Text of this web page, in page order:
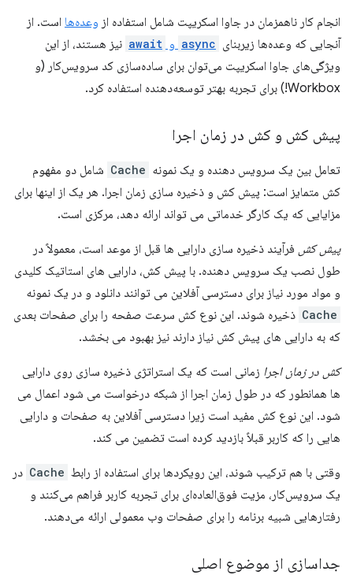
انجام کار ناهمزمان در جاوا اسکریپت شامل استفاده از وعده‌ها است. از
آنجایی که وعده‌ها زیربنای async و await نیز هستند، از این
ویژگی‌های جاوا اسکریپت می‌توان برای ساده‌سازی کد سرویس‌کار (و
Workbox!) برای تجربه بهتر توسعه‌دهنده استفاده کرد.
پیش کش و کش در زمان اجرا
تعامل بین یک سرویس دهنده و یک نمونه Cache شامل دو مفهوم
کش متمایز است: پیش کش و ذخیره سازی زمان اجرا. هر یک از اینها برای
مزایایی که یک کارگر خدماتی می تواند ارائه دهد، مرکزی است.
پیش کش فرآیند ذخیره سازی دارایی ها قبل از موعد است، معمولاً در
طول نصب یک سرویس دهنده. با پیش کش، دارایی های استاتیک کلیدی
و مواد مورد نیاز برای دسترسی آفلاین می توانند دانلود و در یک نمونه
Cache ذخیره شوند. این نوع کش سرعت صفحه را برای صفحات بعدی
که به دارایی های پیش کش نیاز دارند نیز بهبود می بخشد.
کش در زمان اجرا زمانی است که یک استراتژی ذخیره سازی روی دارایی
ها همانطور که در طول زمان اجرا از شبکه درخواست می شود اعمال می
شود. این نوع کش مفید است زیرا دسترسی آفلاین به صفحات و دارایی
هایی را که کاربر قبلاً بازدید کرده است تضمین می کند.
وقتی با هم ترکیب شوند، این رویکردها برای استفاده از رابط Cache در
یک سرویس‌کار، مزیت فوق‌العاده‌ای برای تجربه کاربر فراهم می‌کنند و
رفتارهایی شبیه برنامه را برای صفحات وب معمولی ارائه می‌دهند.
جداسازی از موضوع اصلی